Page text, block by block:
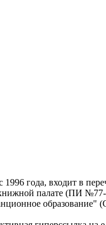
года, входит в
книжной палате (ПИ
образование"